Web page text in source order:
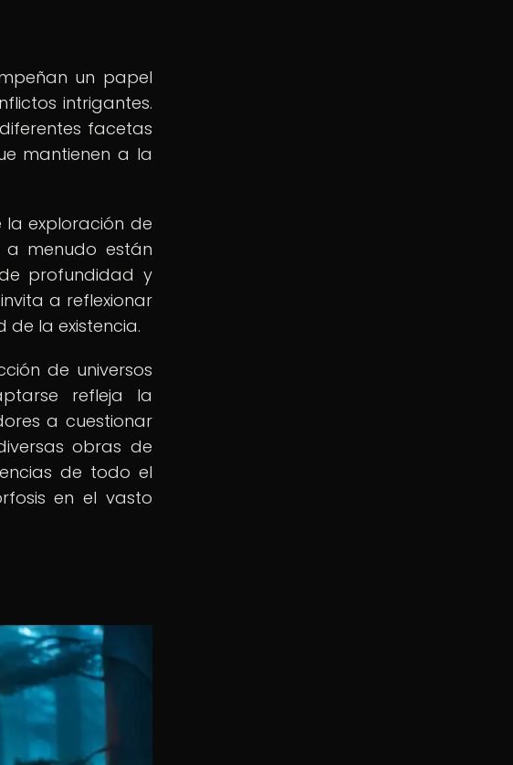
un papel
intrigantes.
facetas
mantienen a la
la exploración de
a menudo están
profundidad y
a reflexionar
la existencia.
de universos
refleja la
a cuestionar
obras de
de todo el
en el vasto